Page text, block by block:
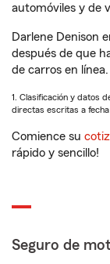
automóviles y de
Darlene Denison
después de que
de carros en línea.
1. Clasificación y datos
directas escritas a fecha
Comience su
rápido y sencillo!
Seguro de